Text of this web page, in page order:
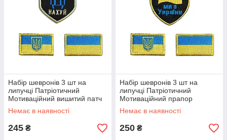
Набір шевронів 3 шт на
липучці Патріотичний
Мотиваційний вишитий патч
нашивка
Немає в наявності
245 ₴
Набір шевронів 3 шт на
липучці Патріотичний
Мотиваційний прапор
України вишитий патч
нашивка
Немає в наявності
250 ₴